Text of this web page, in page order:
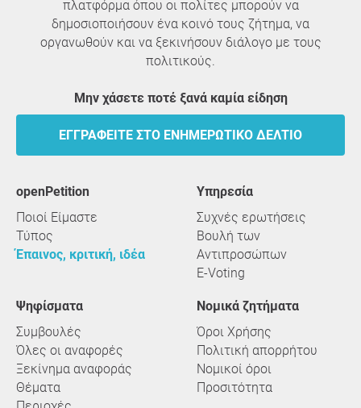
πλατφόρμα όπου οι πολίτες μπορούν να
δημοσιοποιήσουν ένα κοινό τους ζήτημα, να
οργανωθούν και να ξεκινήσουν διάλογο με τους
πολιτικούς.
Μην χάσετε ποτέ ξανά καμία είδηση
ΕΓΓΡΑΦΕΊΤΕ ΣΤΟ ΕΝΗΜΕΡΩΤΙΚΌ ΔΕΛΤΊΟ
openPetition
Ποιοί Είμαστε
Τύπος
Έπαινος, κριτική, ιδέα
υπηρεσία
Συχνές ερωτήσεις
Βουλή των
Αντιπροσώπων
E-Voting
Ψηφίσματα
Συμβουλές
Όλες οι αναφορές
Ξεκίνημα αναφοράς
Θέματα
Νομικά ζητήματα
Όροι Χρήσης
Πολιτική απορρήτου
Νομικοί όροι
Προσιτότητα